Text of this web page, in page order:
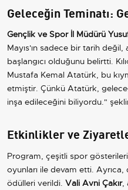
Geleceğin Teminatı:
Gençlik ve Spor İl Müdürü Yusuf
Mayıs'ın sadece bir tarih değil,
başlangıcı olduğunu belirtti.
Mustafa Kemal Atatürk, bu
etmiştir. Çünkü Atatürk,
inşa edileceğini biliyordu."
Etkinlikler ve
Program, çeşitli spor
oyunları ile devam etti.
ödülleri verildi. Vali Avni Çakır,